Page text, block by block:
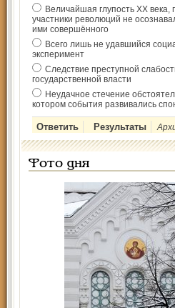
Величайшая глупость ХХ века,
участники революций не
ими совершённого
Всего лишь не удавшийся
эксперимент
Следствие преступной
государственной власти
Неудачное стечение
котором события развивались
Фото дня